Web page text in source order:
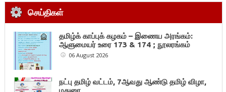
செய்திகள்
தமிழ்க் காப்புக் கழகம் – இணைய அரங்கம்:
ஆளுமையர் உரை 173 & 174 ; நூலரங்கம்
06 August 2026
நட்பு தமிழ் வட்டம், 7ஆவது ஆண்டு தமிழ் விழா,
மதுரை